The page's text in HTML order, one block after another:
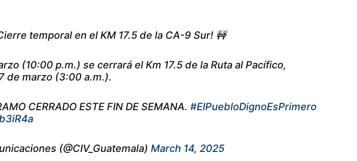
temporal en el KM 17.5 de la CA-9 Sur! 🚧
(10:00 p.m.) se cerrará el Km 17.5 de la Ruta al Pacífico,
de marzo (3:00 a.m.).
CERRADO ESTE FIN DE SEMANA. #ElPuebloDignoEsPrimero
(@CIV_Guatemala) March 14, 2025